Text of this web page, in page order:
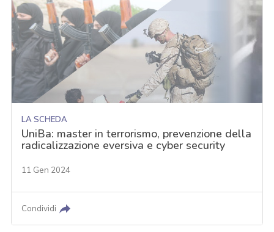
LA SCHEDA
UniBa: master in terrorismo, prevenzione della
radicalizzazione eversiva e cyber security
11 Gen 2024
Condividi